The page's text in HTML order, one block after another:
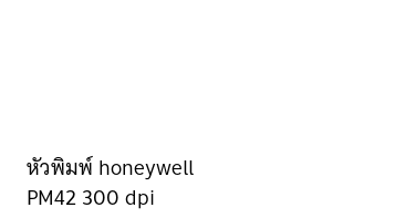
หัวพิมพ์ honeywell
PM42 300 dpi